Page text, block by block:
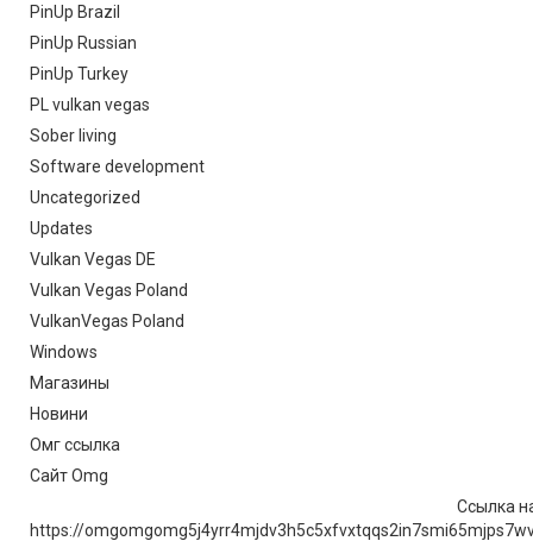
PinUp Brazil
PinUp Russian
PinUp Turkey
PL vulkan vegas
Sober living
Software development
Uncategorized
Updates
Vulkan Vegas DE
Vulkan Vegas Poland
VulkanVegas Poland
Windows
Магазины
Новини
Омг ссылка
Сайт Omg
Ссылка
https://